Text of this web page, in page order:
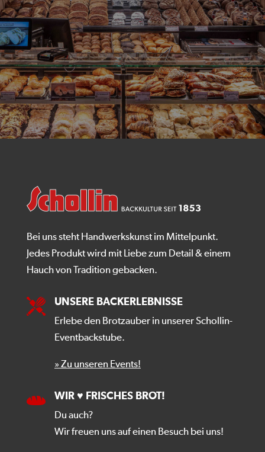
Bei uns steht Handwerkskunst im Mittelpunkt.
Jedes Produkt wird mit Liebe zum Detail & einem
Hauch von Tradition gebacken.
UNSERE BACKERLEBNISSE
Erlebe den Brotzauber in unserer Schollin-
Eventbackstube.
» Zu unseren Events!
WIR ♥ FRISCHES BROT!
Du auch?
Wir freuen uns auf einen Besuch bei uns!